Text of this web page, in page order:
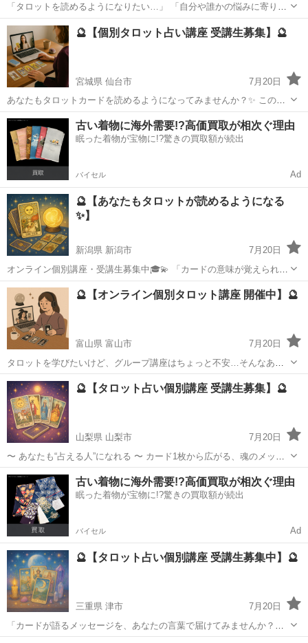
「タロットを読めるようになりたい…」 「自分や誰かの悩みに寄り添
える占いができたら…」 そんなあなたのための、完全マンツーマンの
タロット講座です🌟 🧙‍♀️カードの意味だけじゃない！ この講座では、
カード1枚1枚...
山形 山形市 タロット
🔮【個別タロット占い講座 受講生募集】🔮
宮城県 仙台市
7月20日
あなたもタロットカードを読めるようになってみませんか？✨ この講
座では、1対1でじっくりとタロットの基礎から実践までを丁寧に指導
いたします🌟 💻講座はオンラインで受講可能📱 ご自宅からリラックス
して学べます🍵 初...
宮城 仙台市 タロット タロット占い
古い着物に海外需要!?高価買取が相次ぐ理由
眠った着物が宝物に!?驚きの買取額が続出
バイセル Ad
🔮【あなたもタロットが読めるようになる
✨】
新潟県 新潟市
7月20日
オンライン個別講座・受講生募集中🎓💫 「カードの意味が覚えられな
い…」 「解釈に自信がない…」 そんなあなたへ💌 マンツーマンだか
ら、あなたのペースでしっかり学べます😊💕 🃏タロット占い個別講座
（オンライン...
新潟 新潟市 タロット
🔮【オンライン個別タロット講座 開催中】🔮
富山県 富山市
7月20日
タロットを学びたいけど、グループ講座はちょっと不安…そんなあな
たに✨ 1対1でじっくり学べる【個別講座】をご用意しました🧙‍♀️🌟 初
心者さんも安心🌈 カードの意味や読み解き方、スプレッドの使い方ま
で、あなたのペー...
富山 富山市 タロット 講座
🔮【タロット占い個別講座 受講生募集】🔮
山梨県 山梨市
7月20日
〜 あなたも“占える人”になれる 〜 カード1枚から広がる、魂のメッセ
ージ。 タロット占いを「見てもらう」側から「読める」側へ✨ そんな
あなたの第一歩を、私と一緒に踏み出しませんか？ 🧙‍♀️この講座は…
...
山梨 山梨市 タロット タロット占い
古い着物に海外需要!?高価買取が相次ぐ理由
眠った着物が宝物に!?驚きの買取額が続出
バイセル Ad
🔮【タロット占い個別講座 受講生募集中】🔮
三重県 津市
7月20日
「カードが語るメッセージを、あなたの言葉で届けてみませんか？
✨」 タロットカードに興味があるけど、 「難しそう…」「意味を覚え